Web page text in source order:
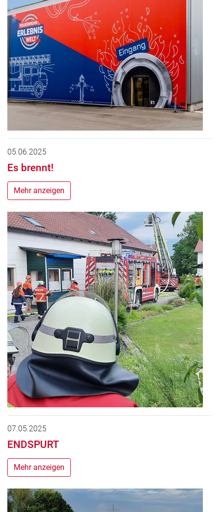
05.06.2025
Es brennt!
Mehr anzeigen
07.05.2025
ENDSPURT
Mehr anzeigen